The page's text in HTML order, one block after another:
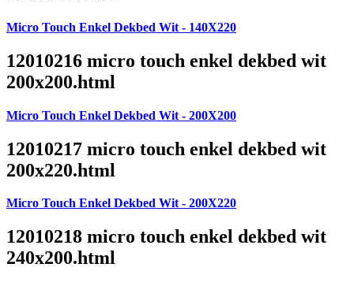
Micro Touch Enkel Dekbed Wit - 140X220
12010216 micro touch enkel dekbed wit
200x200.html
Micro Touch Enkel Dekbed Wit - 200X200
12010217 micro touch enkel dekbed wit
200x220.html
Micro Touch Enkel Dekbed Wit - 200X220
12010218 micro touch enkel dekbed wit
240x200.html